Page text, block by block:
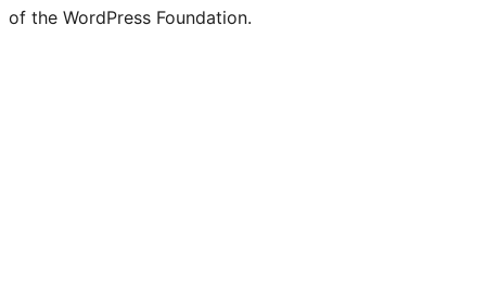
of the WordPress Foundation.